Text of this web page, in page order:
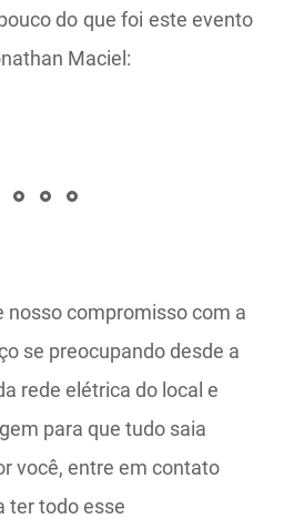
do que foi este evento
Maciel:
nosso compromisso com a
se preocupando desde a
rede elétrica do local e
para que tudo saia
você, entre em contato
ter todo esse